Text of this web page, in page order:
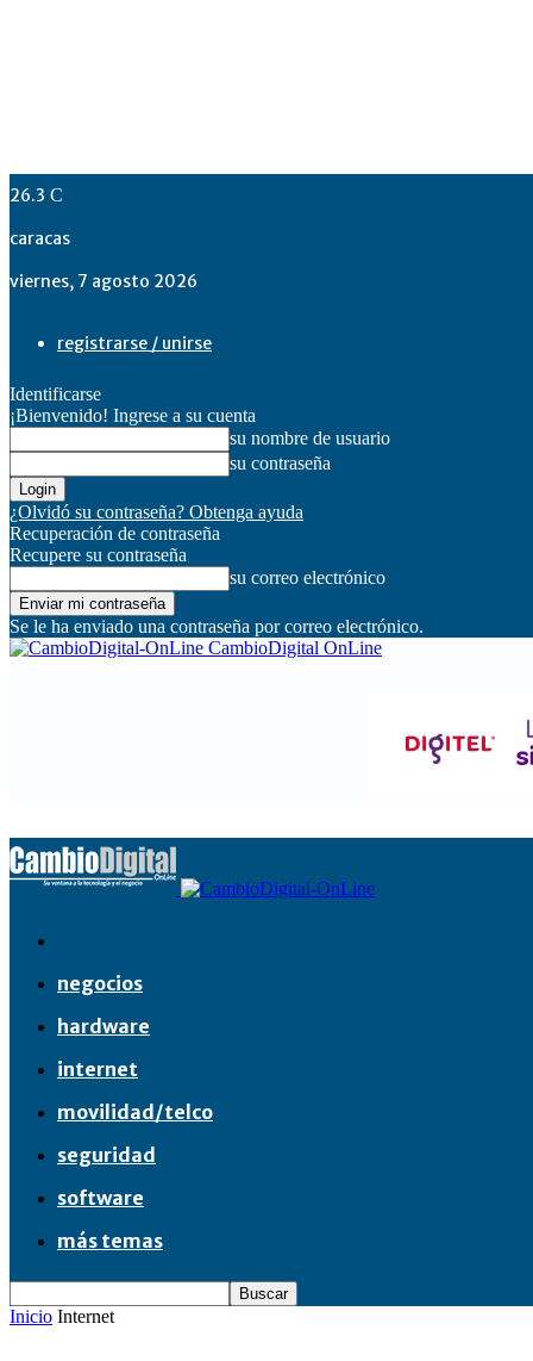
26.3 C
caracas
viernes, 7 agosto 2026
registrarse / unirse
Identificarse
¡Bienvenido! Ingrese a su cuenta
su nombre de usuario
su contraseña
¿Olvidó su contraseña? Obtenga ayuda
Recuperación de contraseña
Recupere su contraseña
su correo electrónico
Se le ha enviado una contraseña por correo electrónico.
CambioDigital OnLine
negocios
hardware
internet
movilidad/telco
seguridad
software
más temas
Inicio Internet